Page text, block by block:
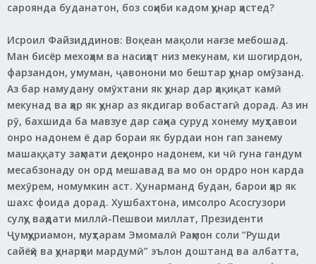
сароянда буданатон, боз соҳиби кадом ҳунар ҳастед?
Исроил Файзиддинов: Воқеан мақоли нағзе мебошад.
Ман бисёр мехоҳам ва насиҳат низ мекунам, ки шогирдон,
фарзандон, умуман, ҷавонони мо бештар ҳунар омӯзанд.
Аз бар намудану омӯхтани як ҳунар дар ҳақиқат камӣ
мекунад ва ҳар як ҳунар аз якдигар вобастагӣ дорад. Аз ин
рӯ, бахшида ба мавзуе дар саҳна суруд хонему муҳтавои
онро надонем ё дар бораи як бурдаи нон гап занему
машаққату заҳмати деҳқонро надонем, ки чӣ гуна гандум
месабзонаду он орд мешавад ва мо он ордро нон карда
мехӯрем, номумкин аст. Ҳунарманд будан, барои ҳар як
шахс фоида дорад. Хушбахтона, имсолро Асосгузори
сулҳу ваҳдати миллӣ-Пешвои миллат, Президенти
Ҷумҳуриамон, муҳтарам Эмомалӣ Раҳмон соли “Рушди
сайёҳӣ ва ҳунарҳои мардумӣ” эълон доштанд ва албатта,